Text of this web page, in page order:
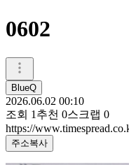
0602
BlueQ
2026.06.02 00:10
조회 1 추천 0스크랩 0
https://
주소복사